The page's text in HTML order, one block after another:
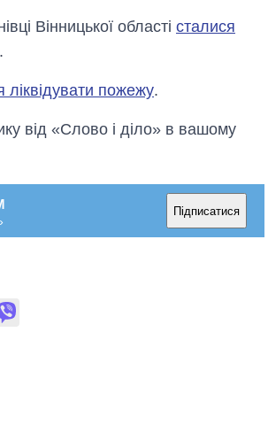
Вінницької області сталися
.
пожежу.
від «Слово і діло» в вашому
Підписатися